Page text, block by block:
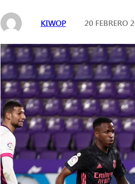
KIWOP 20 FEBRERO